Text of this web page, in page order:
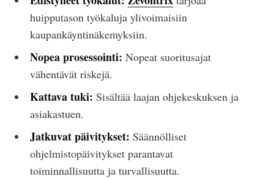
huipputason työkaluja ylivoimaisiin
kaupankäyntinäkemyksiin.
Nopea prosessointi: Nopeat suoritusajat
vähentävät riskejä.
Kattava tuki: Sisältää laajan ohjekeskuksen ja
asiakastuen.
Jatkuvat päivitykset: Säännölliset
ohjelmistopäivitykset parantavat
toiminnallisuutta ja turvallisuutta.